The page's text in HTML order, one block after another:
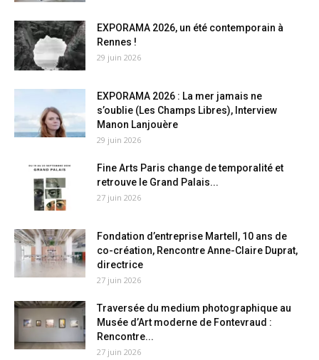
EXPORAMA 2026, un été contemporain à
Rennes !
29 juin 2026
EXPORAMA 2026 : La mer jamais ne
s’oublie (Les Champs Libres), Interview
Manon Lanjouère
29 juin 2026
Fine Arts Paris change de temporalité et
retrouve le Grand Palais...
27 juin 2026
Fondation d’entreprise Martell, 10 ans de
co-création, Rencontre Anne-Claire Duprat,
directrice
27 juin 2026
Traversée du medium photographique au
Musée d’Art moderne de Fontevraud :
Rencontre...
27 juin 2026